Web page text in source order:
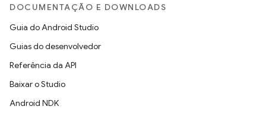
DOCUMENTAÇÃO E DOWNLOADS
Guia do Android Studio
Guias do desenvolvedor
Referência da API
Baixar o Studio
Android NDK